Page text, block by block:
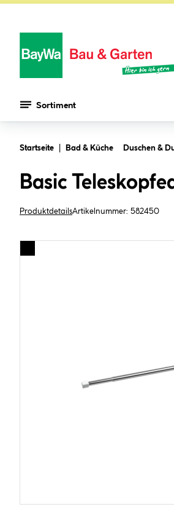
Sortiment
Startseite Bad & Küche Duschen &
Basic
ProduktdetailsArtikelnummer: 582450